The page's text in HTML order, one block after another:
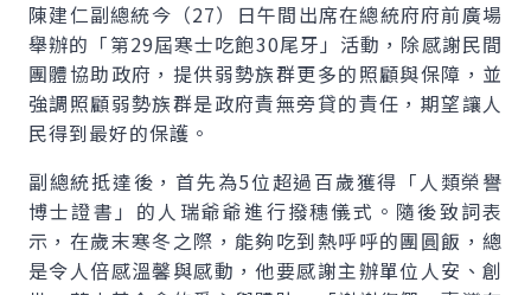
陳建仁副總統今（27）日午間出席在總統府府前廣場
舉辦的「第29屆寒士吃飽30尾牙」活動，除感謝民間
團體協助政府，提供弱勢族群更多的照顧與保障，並
強調照顧弱勢族群是政府責無旁貸的責任，期望讓人
民得到最好的保護。
副總統抵達後，首先為5位超過百歲獲得「人類榮譽
博士證書」的人瑞爺爺進行撥穗儀式。隨後致詞表
示，在歲末寒冬之際，能夠吃到熱呼呼的團圓飯，總
是令人倍感溫馨與感動，他要感謝主辦單位人安、創